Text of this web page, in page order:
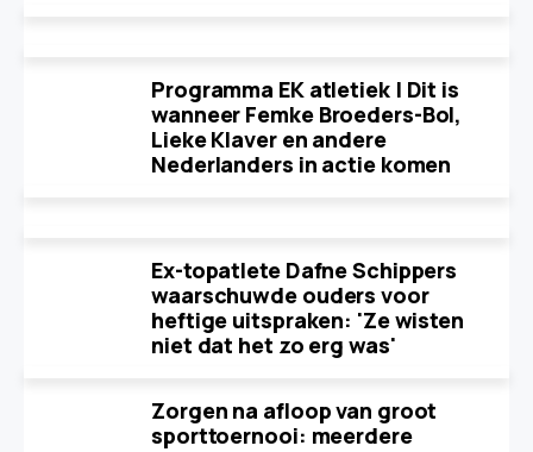
Programma EK atletiek | Dit is
wanneer Femke Broeders-Bol,
Lieke Klaver en andere
Nederlanders in actie komen
Ex-topatlete Dafne Schippers
waarschuwde ouders voor
heftige uitspraken: 'Ze wisten
niet dat het zo erg was'
Zorgen na afloop van groot
sporttoernooi: meerdere